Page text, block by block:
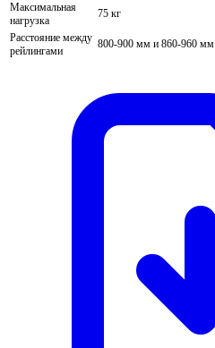
Максимальная
нагрузка
75 кг
Расстояние между
рейлингами
800-900 мм и 860-960 мм